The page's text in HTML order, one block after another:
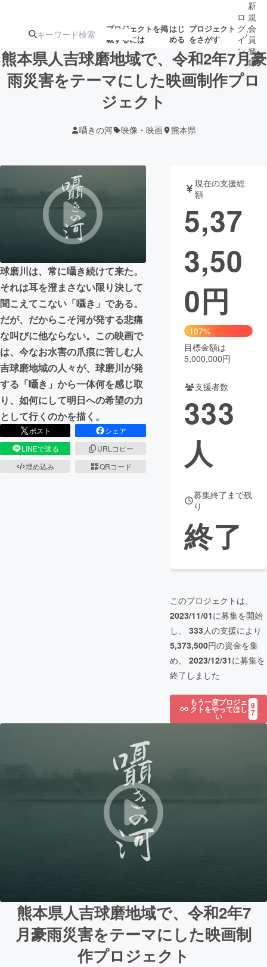
プロジェクトを掲
載するには
はじ
める
プロジェクト
をさがす
注目の新着プロ募集終了が近いプ
テクノロジー・ガジェット
映像・映画 書籍・雑誌
チャレンジ
まちづくり・地域活性化
CAMPFIRE for Social Good
CAMPFIRE Creation
CAMPFIREふるさと納税 machi-ya コミュニティ
ロ
グ
イ
ン
/
新
規
会
員
登
録
熊本県人吉球磨地域で、令和2年7月豪
雨災害をテーマにした映画制作プロ
ジェクト
囁きの河 映像・映画 熊本県
球磨川は、常に囁き続けて来た。
それは耳を澄まさない限り決して
聞こえてこない「囁き」である。
だが、だからこそ河が発する悲痛
な叫びに他ならない。この映画で
は、今なお水害の爪痕に苦しむ人
吉球磨地域の人々が、球磨川が発
する「囁き」から一体何を感じ取
り、如何にして明日への希望の力
として行くのかを描く。
ポスト
シェア
LINEで送る
URLコピー
埋め込み
QRコード
現在の支援総
額
5,37
3,50
0円
107%
目標金額は
5,000,000円
支援者数
333
人
募集終了まで残
り
終了
このプロジェクトは、
2023/11/01に募集を開始
し、 333人の支援により
5,373,500円の資金を集
め、 2023/12/31に募集を
終了しました
もう一度プロジェ
クトをやってほし
い
9
7
熊本県人吉球磨地域で、令和2年7
月豪雨災害をテーマにした映画制
作プロジェクト